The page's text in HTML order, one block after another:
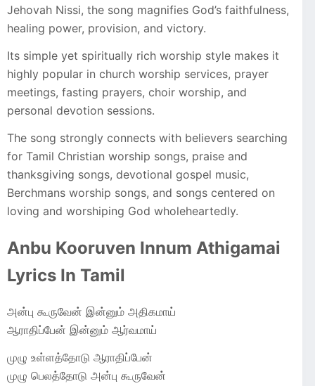
Jehovah Nissi, the song magnifies God’s faithfulness,
healing power, provision, and victory.
Its simple yet spiritually rich worship style makes it
highly popular in church worship services, prayer
meetings, fasting prayers, choir worship, and
personal devotion sessions.
The song strongly connects with believers searching
for Tamil Christian worship songs, praise and
thanksgiving songs, devotional gospel music,
Berchmans worship songs, and songs centered on
loving and worshiping God wholeheartedly.
Anbu Kooruven Innum Athigamai
Lyrics In Tamil
அன்பு கூருவேன் இன்னும் அதிகமாய்
ஆராதிப்பேன் இன்னும் ஆர்வமாய்
முழு உள்ளத்தோடு ஆராதிப்பேன்
முழு பெலத்தோடு அன்பு கூருவேன்